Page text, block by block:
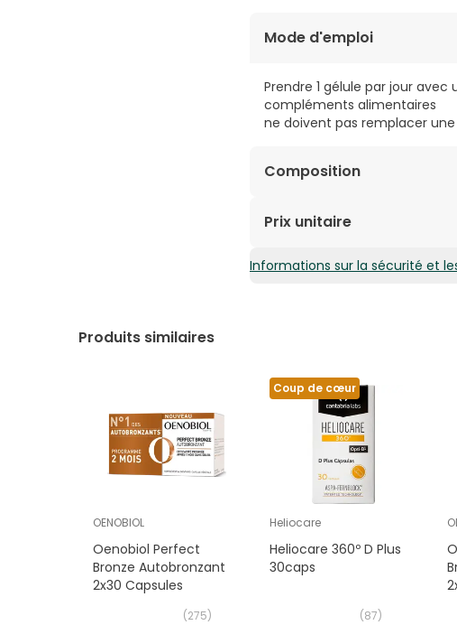
Mode d'emploi
Prendre 1 gélule par jour
compléments alimentaires
ne doivent pas remplacer
Composition
Principes actifs : extrait de
Prix unitaire
0,45€ / Gélules
Informations sur la sécurité et
Produits similaires
OENOBIOL
Oenobiol Perfect
Bronze Autobronzant
2x30 Capsules
(275)
Coup de cœur
Heliocare
Heliocare 360º D Plus
30caps
(87)